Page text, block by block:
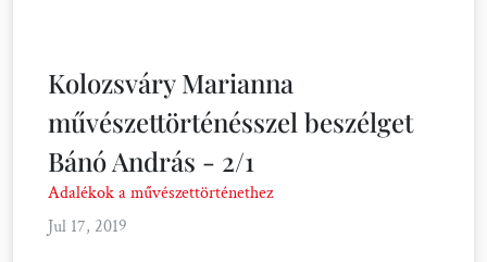
Kolozsváry Marianna
művészettörténésszel beszélget
Bánó András - 2/1
Adalékok a művészettörténethez
Jul 17, 2019